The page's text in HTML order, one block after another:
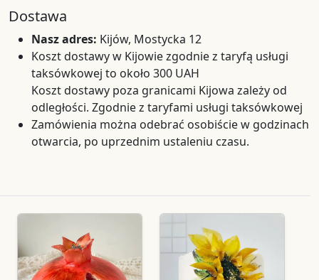
Dostawa
Nasz adres: Kijów, Mostycka 12
Koszt dostawy w Kijowie zgodnie z taryfą usługi
taksówkowej to około 300 UAH
Koszt dostawy poza granicami Kijowa zależy od
odległości. Zgodnie z taryfami usługi taksówkowej
Zamówienia można odebrać osobiście w godzinach
otwarcia, po uprzednim ustaleniu czasu.